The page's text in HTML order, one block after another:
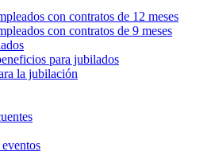
con contratos de 12 meses
con contratos de 9 meses
para jubilados
la jubilación